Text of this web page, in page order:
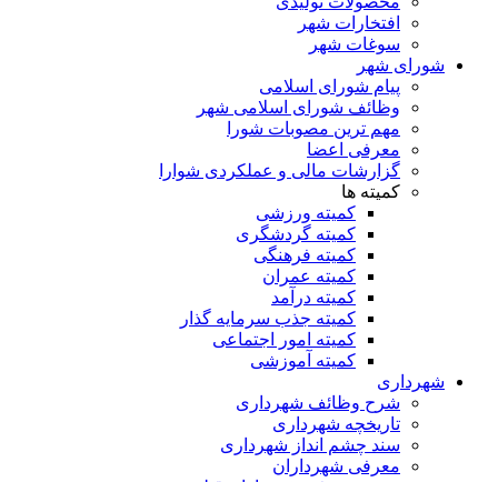
افتخارات شهر
سوغات شهر
شورای شهر
پیام شورای اسلامی
وظائف شورای اسلامی شهر
مهم ترین مصوبات شورا
معرفی اعضا
گزارشات مالی و عملکردی شوارا
کمیته ها
کمیته ورزشی
کمیته گردشگری
کمیته فرهنگی
کمیته عمران
کمیته درآمد
کمیته جذب سرمایه گذار
کمیته امور اجتماعی
کمیته آموزشی
شهرداری
شرح وظائف شهرداری
تاریخچه شهرداری
سند چشم انداز شهرداری
معرفی شهرداران